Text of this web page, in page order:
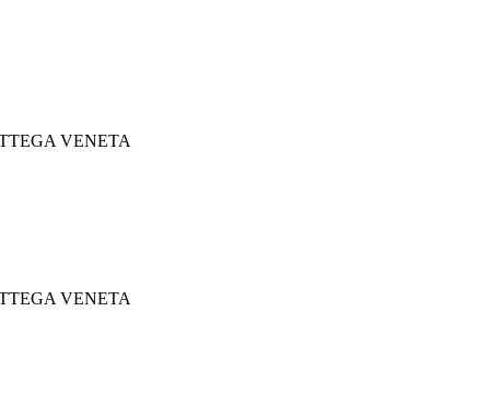
VENETA
VENETA